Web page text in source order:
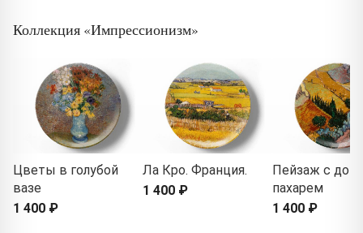
Коллекция «Импрессионизм»
Цветы в голубой
вазе
1 400 ₽
Ла Кро. Франция.
1 400 ₽
Пейзаж с
пахарем
1 400 ₽